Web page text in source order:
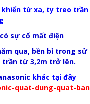
từ xa, ty treo trần
sự cố mất điện
qua, bền bỉ trong
trần từ 3,2m trở lên.
khác tại đây
quat-dung-quat-